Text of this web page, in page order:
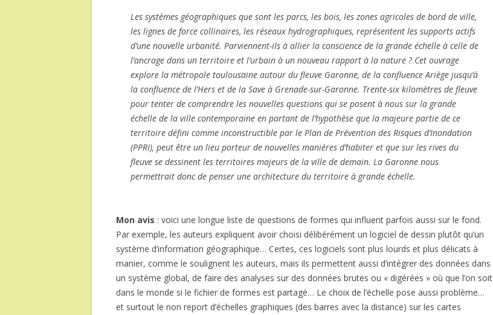
Les systèmes géographiques que sont les parcs, les bois, les zones agricoles de bord de ville,
les lignes de force collinaires, les réseaux hydrographiques, représentent les supports actifs
d’une nouvelle urbanité. Parviennent-ils à allier la conscience de la grande échelle à celle de
l’ancrage dans un territoire et l’urbain à un nouveau rapport à la nature ? Cet ouvrage
explore la métropole toulousaine autour du fleuve Garonne, de la confluence Ariège jusqu’à
la confluence de l’Hers et de la Save à Grenade-sur-Garonne. Trente-six kilomètres de fleuve
pour tenter de comprendre les nouvelles questions qui se posent à nous sur la grande
échelle de la ville contemporaine en partant de l’hypothèse que la majeure partie de ce
territoire défini comme inconstructible par le Plan de Prévention des Risques d’Inondation
(PPRI), peut être un lieu porteur de nouvelles manières d’habiter et que sur les rives du
fleuve se dessinent les territoires majeurs de la ville de demain. La Garonne nous
permettrait donc de penser une architecture du territoire à grande échelle.
Mon avis : voici une longue liste de questions de formes qui influent parfois aussi sur le fond.
Par exemple, les auteurs expliquent avoir choisi délibérément un logiciel de dessin plutôt qu’un
système d’information géographique… Certes, ces logiciels sont plus lourds et plus délicats à
manier, comme le soulignent les auteurs, mais ils permettent aussi d’intégrer des données dans
un système global, de faire des analyses sur des données brutes ou « digérées » où que l’on soit
dans le monde si le fichier de formes est partagé… Le choix de l’échelle pose aussi problème…
et surtout le non report d’échelles graphiques (des barres avec la distance) sur les cartes